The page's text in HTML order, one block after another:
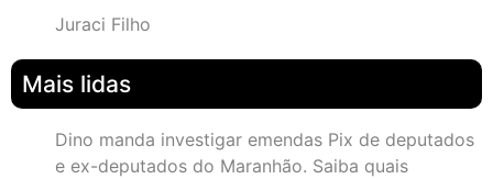
Juraci Filho
Mais lidas
Dino manda investigar emendas Pix de deputados
e ex-deputados do Maranhão. Saiba quais